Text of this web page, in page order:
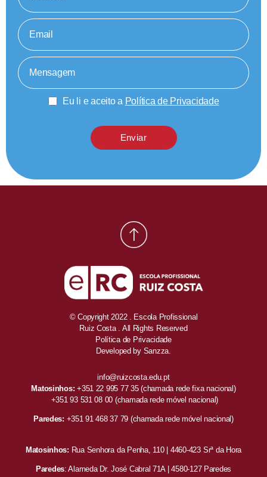
Eu li e aceito a Política de Privacidade
Enviar
© Copyright 2022 . Escola Profissional
Ruiz Costa . All Rights Reserved
Política de Privacidade
Developed by Sanzza.
info@ruizcosta.edu.pt
Matosinhos: +351 22 995 77 35(chamada rede fixa nacional)
+351 93 531 08 00 (chamada rede móvel nacional)
Paredes: +351 91 468 37 79 (chamada rede móvel nacional)
Matosinhos: Rua Senhora da Penha, 110 | 4460-423 Srª da Hora
Paredes: Alameda Dr. José Cabral 71A | 4580-127 Paredes